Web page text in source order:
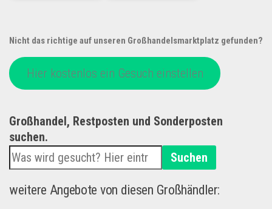
Nicht das richtige auf unseren Großhandelsmarktplatz gefunden?
Hier kostenlos ein Gesuch einstellen
Großhandel, Restposten und Sonderposten
suchen.
Suchen
weitere Angebote von diesen Großhändler: